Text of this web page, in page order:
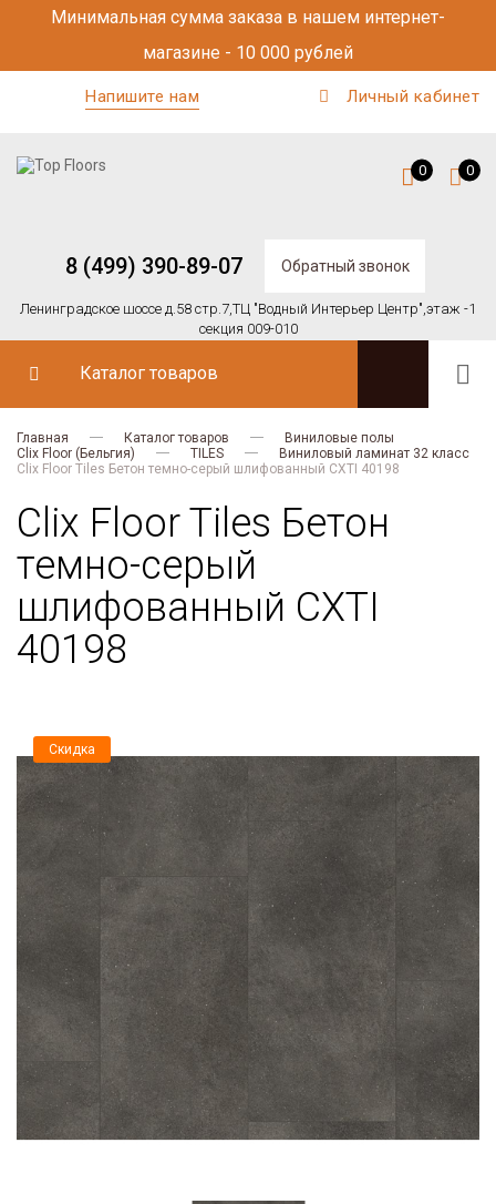
Минимальная сумма заказа в нашем интернет-
магазине - 10 000 рублей
Напишите нам Личный кабинет
8 (499) 390-89-07 Обратный звонок
Ленинградское шоссе д.58 стр.7,ТЦ "Водный Интерьер Центр",этаж -1
секция 009-010
0 0
Каталог товаров
Главная Каталог товаров
Виниловые полы
Clix Floor (Бельгия)
TILES
Виниловый ламинат 32 класс
Clix Floor Tiles Бетон темно-серый шлифованный CXTI 40198
Clix Floor Tiles Бетон
темно-серый
шлифованный CXTI
40198
Скидка